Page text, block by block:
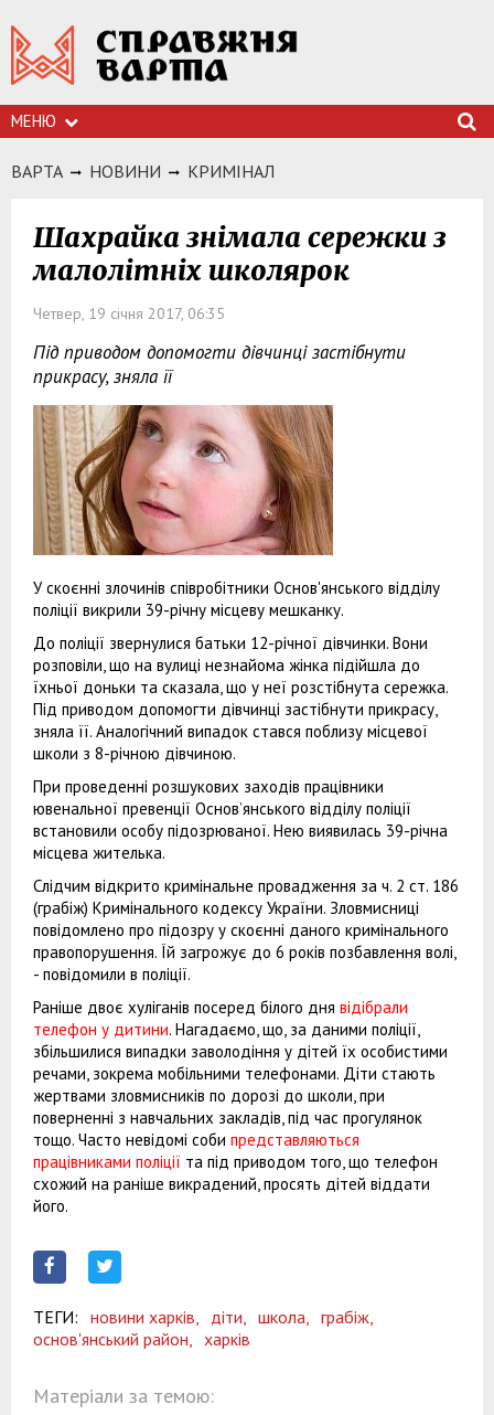
МЕНЮ
ВАРТА НОВИНИ КРИМIНАЛ
Шахрайка знімала сережки з
малолітніх школярок
Четвер, 19 січня 2017, 06:35
Під приводом допомогти дівчинці застібнути
прикрасу, зняла її
У скоєнні злочинів співробітники Основ'янського відділу
поліції викрили 39-річну місцеву мешканку.
До поліції звернулися батьки 12-річної дівчинки. Вони
розповіли, що на вулиці незнайома жінка підійшла до
їхньої доньки та сказала, що у неї розстібнута сережка.
Під приводом допомогти дівчинці застібнути прикрасу,
зняла її. Аналогічний випадок стався поблизу місцевої
школи з 8-річною дівчиною.
При проведенні розшукових заходів працівники
ювенальної превенції Основ’янського відділу поліції
встановили особу підозрюваної. Нею виявилась 39-річна
місцева жителька.
Слідчим відкрито кримінальне провадження за ч. 2 ст. 186
(грабіж) Кримінального кодексу України. Зловмисниці
повідомлено про підозру у скоєнні даного кримінального
правопорушення. Їй загрожує до 6 років позбавлення волі,
- повідомили в поліції.
Раніше двоє хуліганів посеред білого дня відібрали
телефон у дитини. Нагадаємо, що, за даними поліції,
збільшилися випадки заволодіння у дітей їх особистими
речами, зокрема мобільними телефонами. Діти стають
жертвами зловмисників по дорозі до школи, при
поверненні з навчальних закладів, під час прогулянок
тощо. Часто невідомі соби представляються
працівниками поліції та під приводом того, що телефон
схожий на раніше викрадений, просять дітей віддати
його.
ТЕГИ: новини харків, діти, школа,
грабіж,
основ'янський район,
харків
Матеріали за темою: